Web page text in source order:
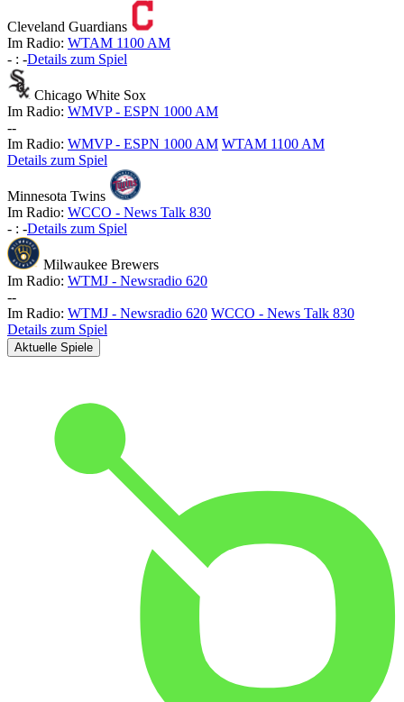
Cleveland Guardians
Im Radio: WTAM 1100 AM
- : -Details zum Spiel
Chicago White Sox
Im Radio: WMVP - ESPN 1000 AM
--
Im Radio: WMVP - ESPN 1000 AM WTAM 1100 AM
Details zum Spiel
Minnesota Twins
Im Radio: WCCO - News Talk 830
- : -Details zum Spiel
Milwaukee Brewers
Im Radio: WTMJ - Newsradio 620
--
Im Radio: WTMJ - Newsradio 620 WCCO - News Talk 830
Details zum Spiel
Aktuelle Spiele